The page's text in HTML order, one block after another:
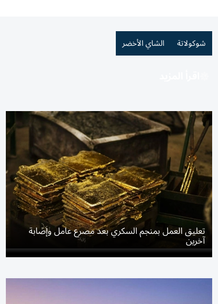
شوكولاتة الشاي الأخضر
تعليق العمل بمنجم السكري بعد مصرع عامل وإصابة
آخرين